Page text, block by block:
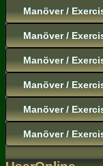
Manöver /
Manöver /
Manöver /
Manöver /
Manöver /
Manöver /